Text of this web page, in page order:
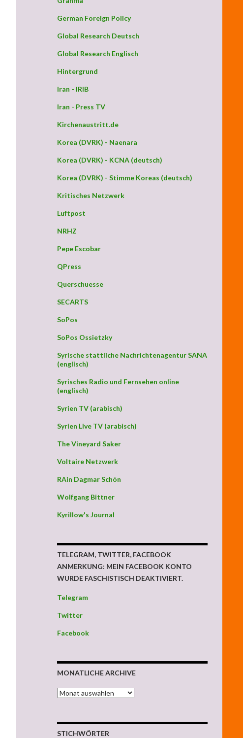
German Foreign Policy
Global Research Deutsch
Global Research Englisch
Hintergrund
Iran - IRIB
Iran - Press TV
Kirchenaustritt.de
Korea (DVRK) - Naenara
Korea (DVRK) - KCNA (deutsch)
Korea (DVRK) - Stimme Koreas (deutsch)
Kritisches Netzwerk
Luftpost
NRHZ
Pepe Escobar
QPress
Querschuesse
SECARTS
SoPos
SoPos Ossietzky
Syrische stattliche Nachrichtenagentur SANA
(englisch)
Syrisches Radio und Fernsehen online
(englisch)
Syrien TV (arabisch)
Syrien Live TV (arabisch)
The Vineyard Saker
Voltaire Netzwerk
RAin Dagmar Schön
Wolfgang Bittner
Kyrillow's Journal
TELEGRAM, TWITTER, FACEBOOK
ANMERKUNG: MEIN FACEBOOK KONTO
WURDE FASCHISTISCH DEAKTIVIERT.
Telegram
Twitter
Facebook
MONATLICHE ARCHIVE
MONATLICHE ARCHIVE
STICHWÖRTER